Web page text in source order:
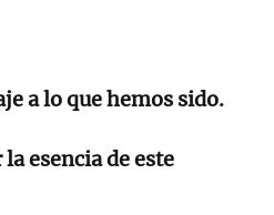
a lo que hemos sido.
esencia de este